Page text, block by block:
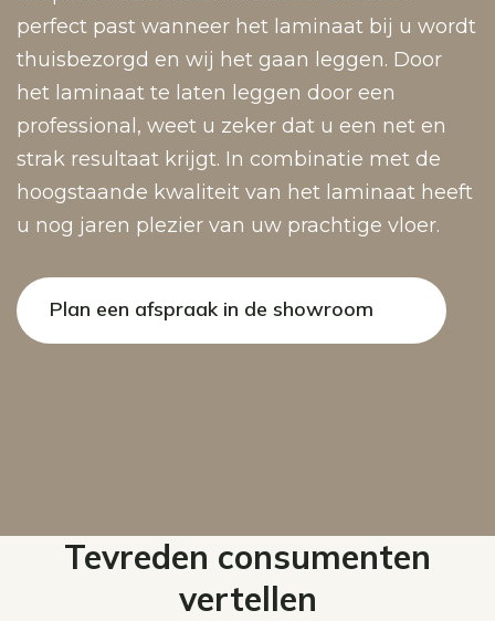
perfect past wanneer het laminaat bij u wordt
thuisbezorgd en wij het gaan leggen. Door
het laminaat te laten leggen door een
professional, weet u zeker dat u een net en
strak resultaat krijgt. In combinatie met de
hoogstaande kwaliteit van het laminaat heeft
u nog jaren plezier van uw prachtige vloer.
Plan een afspraak in de showroom
Tevreden consumenten
vertellen